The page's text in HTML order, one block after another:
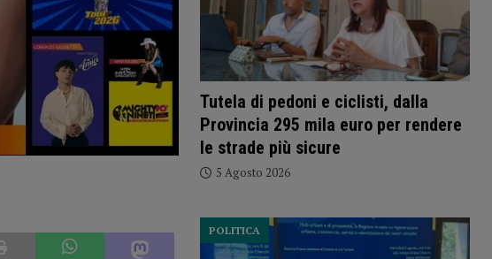
Tutela di pedoni e ciclisti, dalla
Provincia 295 mila euro per rendere
le strade più sicure
5 Agosto 2026
POLITICA